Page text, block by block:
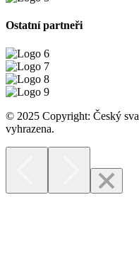
Ostatní partneři
© 2025 Copyright: Český
vyhrazena.